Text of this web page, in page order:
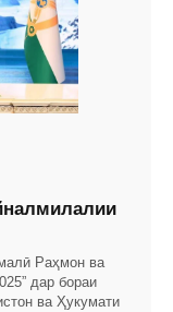
Раҳмон ва
дар бораи
ва Ҳукумати